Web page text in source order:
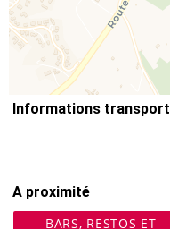
Informations transport
A proximité
BARS, RESTOS ET